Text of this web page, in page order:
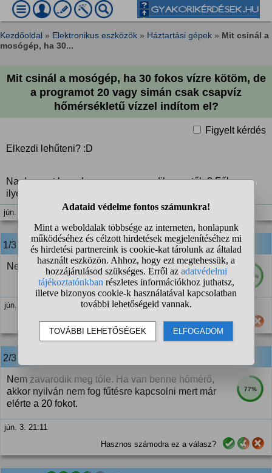
Kezdőoldal » Elektronikus eszközök » Háztartási gépek » Mit csinál a
mosógép, ha 30...
Mit csinál a mosógép, ha 30 fokos vízre kötöm, de
a programot 20 vagy simán csak csapvíz
hőmérsékletű vízzel indítom el?
Figyelt kérdés
Elkezdi lehűteni? :D
Na de most komolyan, nem zavarodik meg tőle? Főleg az
ilyen 7dik 8dik érzék mosócsodákra gondolok.
jún. 3. 21:02
1/3 anonim válasza:
100%
Nem kapcsol be a fűtőbetét és minden megy tovább.
jún. 3. 21:10
Hasznos számodra ez a válasz?
2/3 T. Feri
77%
Nem zavarodik meg tőle. Ha van benne hőmérő,
akkor nyilván nem fog fűtésre kapcsolni mert már
elérte a 20 fokot.
jún. 3. 21:11
Hasznos számodra ez a válasz?